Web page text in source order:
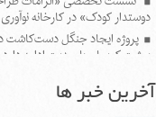
دوستدار کودک» در کارخانه
پروژه ایجاد جنگل دست‌کاشت
بهشت کریمان با جدیت ادامه دارد
آخرین خبر ها